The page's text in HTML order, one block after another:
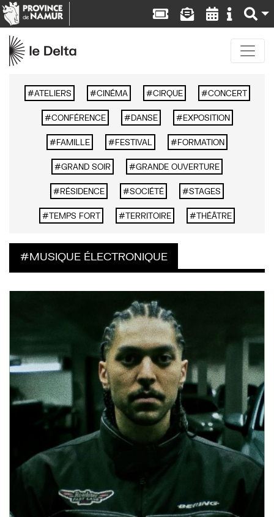
ATELIERS CINÉMA CIRQUE CONCERT
CONFÉRENCE DANSE EXPOSITION
FAMILLE FESTIVAL FORMATION
GRAND SOIR GRANDE OUVERTURE
RÉSIDENCE SOCIÉTÉ STAGES
TEMPS FORT TERRITOIRE THÉÂTRE
MUSIQUE ÉLECTRONIQUE